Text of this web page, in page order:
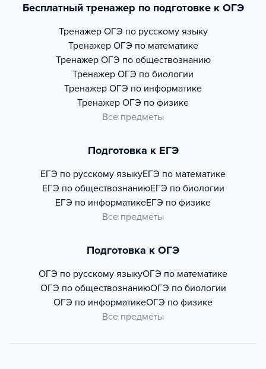
Бесплатный тренажер по подготовке к ОГЭ
Тренажер ОГЭ по русскому языку
Тренажер ОГЭ по математике
Тренажер ОГЭ по обществознанию
Тренажер ОГЭ по биологии
Тренажер ОГЭ по информатике
Тренажер ОГЭ по физике
Все предметы
Подготовка к ЕГЭ
ЕГЭ по русскому языкуЕГЭ по математике
ЕГЭ по обществознаниюЕГЭ по биологии
ЕГЭ по информатикеЕГЭ по физике
Все предметы
Подготовка к ОГЭ
ОГЭ по русскому языкуОГЭ по математике
ОГЭ по обществознаниюОГЭ по биологии
ОГЭ по информатикеОГЭ по физике
Все предметы